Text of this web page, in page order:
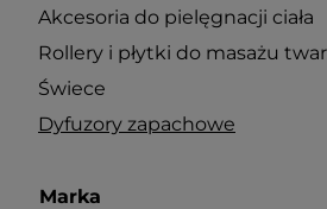
Akcesoria do pielęgnacji ciała
Rollery i płytki do masażu
Świece
Dyfuzory zapachowe
Marka